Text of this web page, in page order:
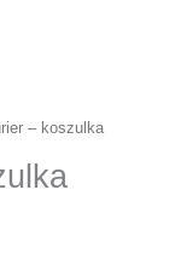
– koszulka